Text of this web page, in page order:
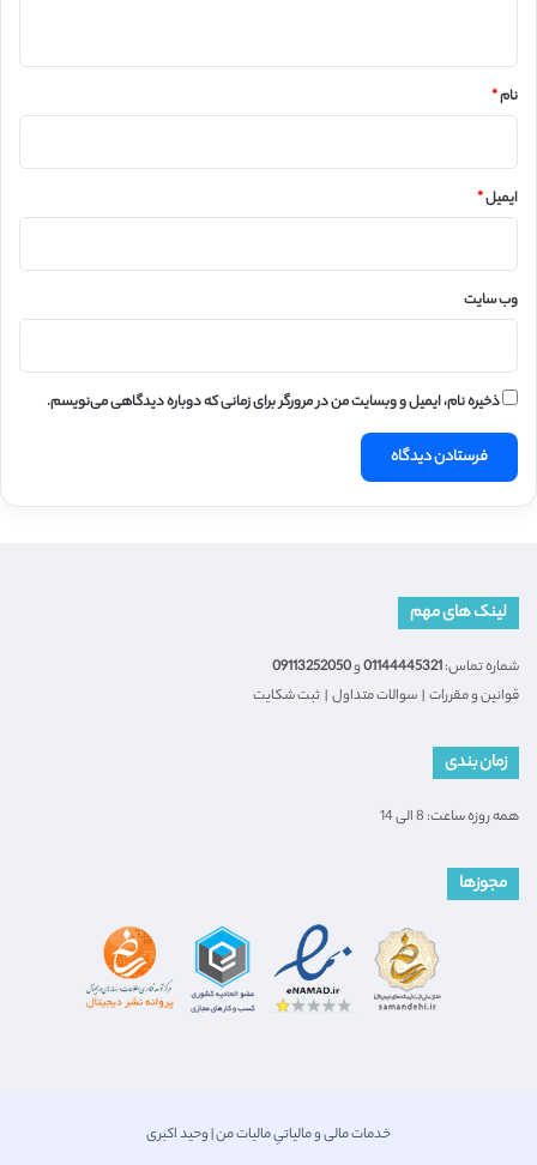
نام*
ایمیل*
وب‌ سایت
ذخیره نام، ایمیل و وبسایت من در مرورگر برای زمانی که دوباره دیدگاهی می‌نویسم.
لینک های مهم
شماره تماس:01144445321و09113252050
قوانین و مقررات | سوالات متداول | ثبت شکایت
زمان بندی
همه روزه ساعت: 8 الی 14
مجوزها
خدمات مالی و مالیاتیِ مالیات من | وحید اکبری